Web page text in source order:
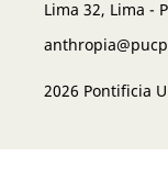
Lima 32, Lima -
2026 Pontificia